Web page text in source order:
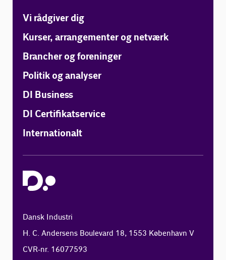
Vi rådgiver dig
Kurser, arrangementer og netværk
Brancher og foreninger
Politik og analyser
DI Business
DI Certifikatservice
Internationalt
Dansk Industri
H. C. Andersens Boulevard 18, 1553 København V
CVR-nr. 16077593